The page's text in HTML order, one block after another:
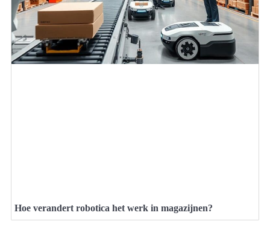
Hoe verandert robotica het werk in magazijnen?